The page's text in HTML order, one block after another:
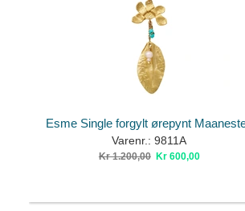
Esme Single forgylt ørepynt
Varenr.: 9811A
Kr 1.200,00 Kr 600,00